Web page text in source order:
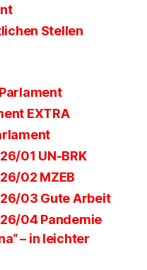
Stellen
EXTRA
01 UN-BRK
02 MZEB
03 Gute Arbeit
04 Pandemie
– in leichter